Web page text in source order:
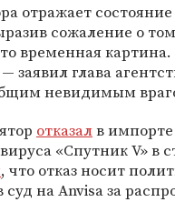
отражает
сожаление о
временная
заявил глава
невидимым
отказалв
«Спутник V» в
, что отказ носит
суд на Anvisa за